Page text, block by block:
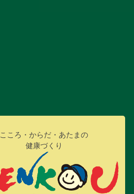
こころ・からだ・あたまの
健康づくり